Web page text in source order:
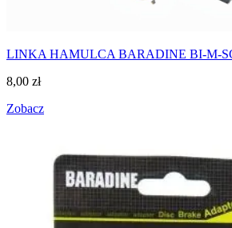
LINKA HAMULCA BARADINE BI-M-
8,00 zł
Zobacz